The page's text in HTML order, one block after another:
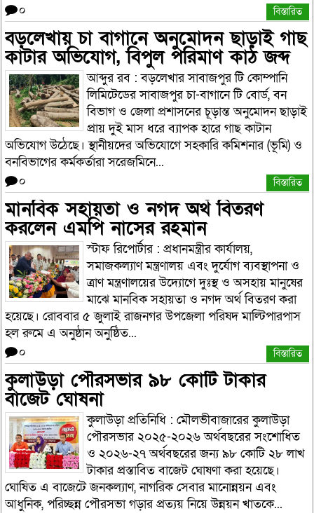
০ বিস্তারিত
বড়লেখায় চা বাগানে অনুমোদন ছাড়াই গাছ
কাটার অভিযোগ, বিপুল পরিমাণ কাঠ জব্দ
আব্দুর রব : বড়লেখার সাবাজপুর টি কোম্পানি
লিমিটেডের সাবাজপুর চা-বাগানে টি বোর্ড, বন
বিভাগ ও জেলা প্রশাসনের চূড়ান্ত অনুমোদন ছাড়াই
প্রায় দুই মাস ধরে ব্যাপক হারে গাছ কাটান
অভিযোগ উঠেছে। স্থানীয়দের অভিযোগে সহকারি কমিশনার (ভূমি) ও
বনবিভাগের কর্মকর্তারা সরেজমিনে...
০ বিস্তারিত
মানবিক সহায়তা ও নগদ অর্থ বিতরণ
করলেন এমপি নাসের রহমান
স্টাফ রিপোর্টার : প্রধানমন্ত্রীর কার্যালয়,
সমাজকল্যাণ মন্ত্রণালয় এবং দুর্যোগ ব্যবস্থাপনা ও
ত্রাণ মন্ত্রণালয়ের উদ্যোগে দুঃস্থ ও অসহায় মানুষের
মাঝে মানবিক সহায়তা ও নগদ অর্থ বিতরণ করা
হয়েছে। রোববার ৫ জুলাই রাজনগর উপজেলা পরিষদ মাল্টিপারপাস
হল রুমে এ অনুষ্ঠান অনুষ্ঠিত...
০ বিস্তারিত
কুলাউড়া পৌরসভার ৯৮ কোটি টাকার
বাজেট ঘোষনা
কুলাউড়া প্রতিনিধি : মৌলভীবাজারের কুলাউড়া
পৌরসভার ২০২৫-২০২৬ অর্থবছরের সংশোধিত
ও ২০২৬-২৭ অর্থবছরের জন্য ৯৮ কোটি ২৮ লাখ
টাকার প্রস্তাবিত বাজেট ঘোষণা করা হয়েছে।
ঘোষিত এ বাজেটে জনকল্যাণ, নাগরিক সেবার মানোন্নয়ন এবং
আধুনিক, পরিচ্ছন্ন পৌরসভা গড়ার প্রত্যয় নিয়ে উন্নয়ন খাতকে...